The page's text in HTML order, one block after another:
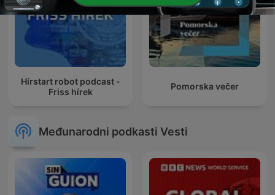
Hírstart robot podcast -
Friss hírek
Pomorska večer
Međunarodni podkasti Vesti